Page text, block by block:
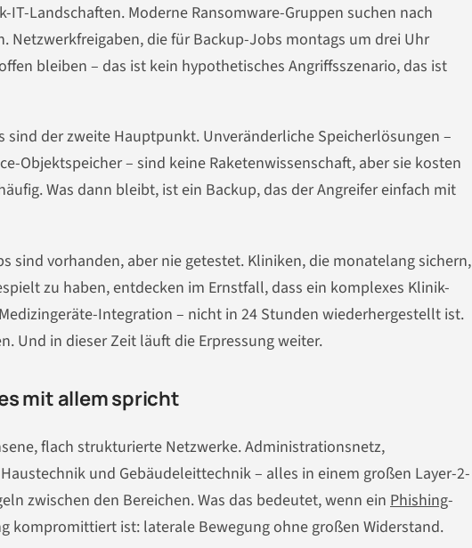
Landschaften. Moderne Ransomware-Gruppen suchen nach
Netzwerkfreigaben, die für Backup-Jobs montags um drei Uhr
bleiben – das ist kein hypothetisches Angriffsszenario, das ist
der zweite Hauptpunkt. Unveränderliche Speicherlösungen –
Objektspeicher – sind keine Raketenwissenschaft, aber sie kosten
Was dann bleibt, ist ein Backup, das der Angreifer einfach mit
sind vorhanden, aber nie getestet. Kliniken, die monatelang sichern,
zu haben, entdecken im Ernstfall, dass ein komplexes Klinik-
Integration – nicht in 24 Stunden wiederhergestellt ist.
Und in dieser Zeit läuft die Erpressung weiter.
mit allem spricht
flach strukturierte Netzwerke. Administrationsnetz,
und Gebäudeleittechnik – alles in einem großen Layer-2-
zwischen den Bereichen. Was das bedeutet, wenn ein Phishing-
kompromittiert ist: laterale Bewegung ohne großen Widerstand.